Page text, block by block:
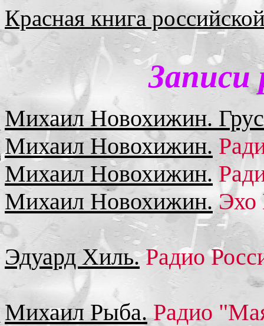
Красная книга
Записи
Михаил Новохижин.
Михаил Новохижин.
Михаил Новохижин.
Михаил Новохижин.Эхо
Эдуард Хиль.Радио
Михаил Рыба.Радио